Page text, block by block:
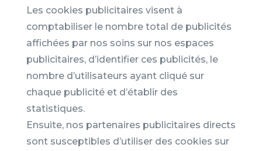
Les cookies publicitaires visent à
comptabiliser le nombre total de publicités
affichées par nos soins sur nos espaces
publicitaires, d’identifier ces publicités, le
nombre d’utilisateurs ayant cliqué sur
chaque publicité et d’établir des
statistiques.
Ensuite, nos partenaires publicitaires directs
sont susceptibles d’utiliser des cookies sur